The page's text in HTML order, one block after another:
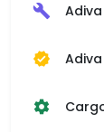
build Adiva
verified
settings